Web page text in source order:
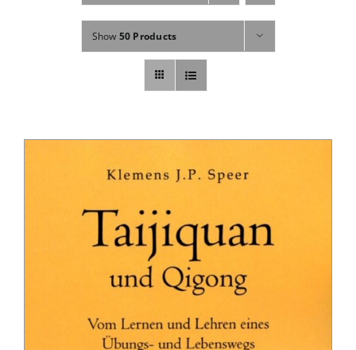
Fachbücher
Poster, Karten, Medien
Show 50 Products